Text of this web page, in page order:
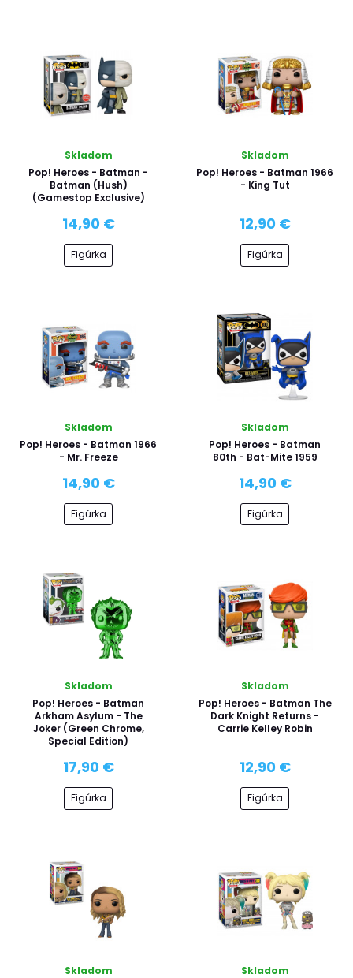
Skladom
Pop! Heroes - Batman -
Batman (Hush)
(Gamestop Exclusive)
14,90 €
Figúrka
Skladom
Pop! Heroes - Batman 1966
- King Tut
12,90 €
Figúrka
Skladom
Pop! Heroes - Batman 1966
- Mr. Freeze
14,90 €
Figúrka
Skladom
Pop! Heroes - Batman
80th - Bat-Mite 1959
14,90 €
Figúrka
Skladom
Pop! Heroes - Batman
Arkham Asylum - The
Joker (Green Chrome,
Special Edition)
17,90 €
Figúrka
Skladom
Pop! Heroes - Batman The
Dark Knight Returns -
Carrie Kelley Robin
12,90 €
Figúrka
Skladom
Skladom